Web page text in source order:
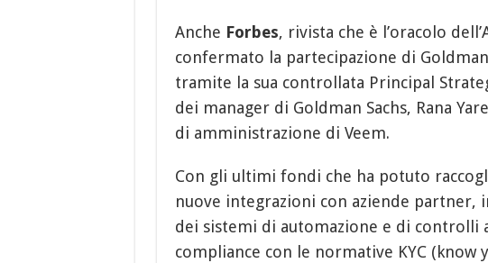
Anche Forbes, rivista che è l’oracolo
confermato la partecipazione di
tramite la sua controllata Principal
dei manager di Goldman Sachs, Rana
di amministrazione di Veem.
Con gli ultimi fondi che ha potuto
nuove integrazioni con aziende partner,
dei sistemi di automazione e di controlli
compliance con le normative KYC